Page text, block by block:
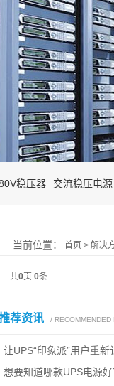
稳压器 交流稳压电源
当前位置： 首页 > 解决
共0页 0条
荐资讯 / RECOMMENDED
让UPS“印象派”用户重新
想要知道哪款UPS电源